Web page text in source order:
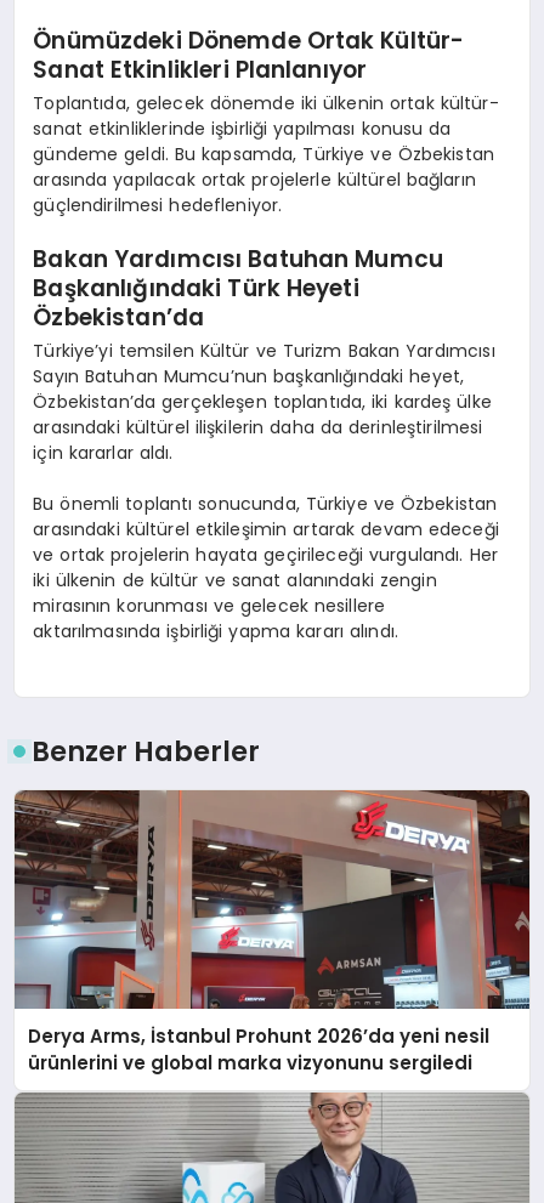
Önümüzdeki Dönemde Ortak Kültür-
Sanat Etkinlikleri Planlanıyor
Toplantıda, gelecek dönemde iki ülkenin ortak kültür-
sanat etkinliklerinde işbirliği yapılması konusu da
gündeme geldi. Bu kapsamda, Türkiye ve Özbekistan
arasında yapılacak ortak projelerle kültürel bağların
güçlendirilmesi hedefleniyor.
Bakan Yardımcısı Batuhan Mumcu
Başkanlığındaki Türk Heyeti
Özbekistan’da
Türkiye’yi temsilen Kültür ve Turizm Bakan Yardımcısı
Sayın Batuhan Mumcu’nun başkanlığındaki heyet,
Özbekistan’da gerçekleşen toplantıda, iki kardeş ülke
arasındaki kültürel ilişkilerin daha da derinleştirilmesi
için kararlar aldı.
Bu önemli toplantı sonucunda, Türkiye ve Özbekistan
arasındaki kültürel etkileşimin artarak devam edeceği
ve ortak projelerin hayata geçirileceği vurgulandı. Her
iki ülkenin de kültür ve sanat alanındaki zengin
mirasının korunması ve gelecek nesillere
aktarılmasında işbirliği yapma kararı alındı.
Benzer Haberler
Derya Arms, İstanbul Prohunt 2026’da yeni nesil
ürünlerini ve global marka vizyonunu sergiledi